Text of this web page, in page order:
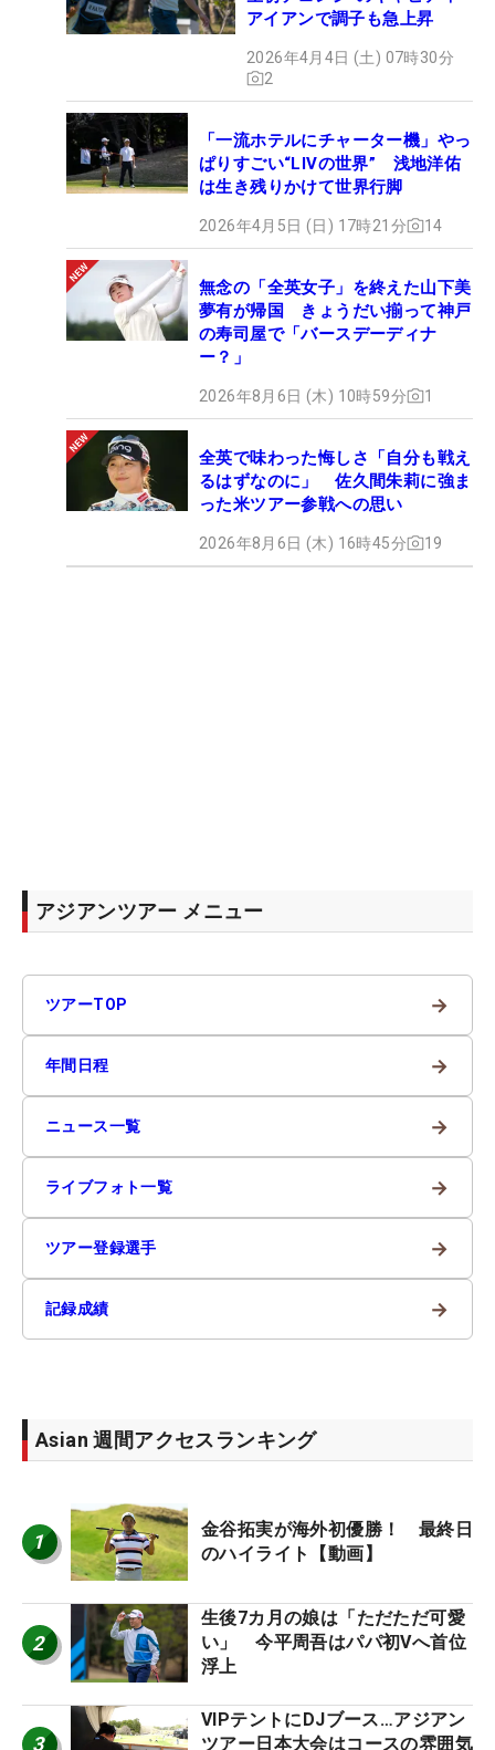
アイアンで調子も急上昇
2026年4月4日 (土) 07時30分
2
「一流ホテルにチャーター機」やっ
ぱりすごい“LIVの世界” 浅地洋佑
は生き残りかけて世界行脚
2026年4月5日 (日) 17時21分 14
無念の「全英女子」を終えた山下美
夢有が帰国 きょうだい揃って神戸
の寿司屋で「バースデーディナ
ー？」
2026年8月6日 (木) 10時59分 1
全英で味わった悔しさ「自分も戦え
るはずなのに」 佐久間朱莉に強ま
った米ツアー参戦への思い
2026年8月6日 (木) 16時45分 19
アジアンツアー メニュー
ツアーTOP →
年間日程 →
ニュース一覧 →
ライブフォト一覧 →
ツアー登録選手 →
記録成績 →
Asian 週間アクセスランキング
1
金谷拓実が海外初優勝！ 最終日
のハイライト【動画】
2
生後7カ月の娘は「ただただ可愛
い」 今平周吾はパパ初Vへ首位
浮上
3
VIPテントにDJブース…アジアン
ツアー日本大会はコースの雰囲気